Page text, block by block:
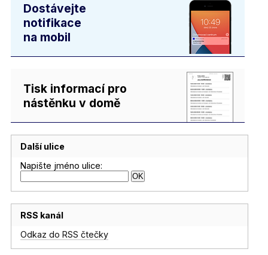
Dostávejte
notifikace
na mobil
Tisk informací pro
nástěnku v domě
Další ulice
Napište jméno ulice:
RSS kanál
Odkaz do RSS čtečky